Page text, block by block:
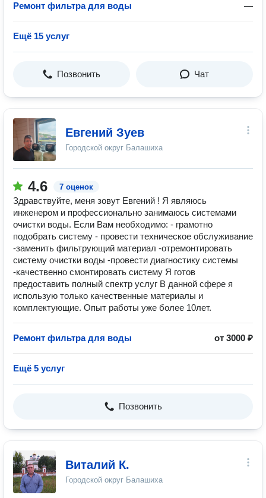
Ремонт фильтра для воды —
Ещё 15 услуг
Позвонить Чат
Евгений Зуев
Городской округ Балашиха
4.6 7 оценок
Здравствуйте, меня зовут Евгений ! Я являюсь
инженером и профессионально занимаюсь системами
очистки воды. Если Вам необходимо: - грамотно
подобрать систему - провести техническое обслуживание
-заменить фильтрующий материал -отремонтировать
систему очистки воды -провести диагностику системы
-качественно смонтировать систему Я готов
предоставить полный спектр услуг В данной сфере я
использую только качественные материалы и
комплектующие. Опыт работы уже более 10лет.
Ремонт фильтра для воды от 3000 ₽
Ещё 5 услуг
Позвонить
Виталий К.
Городской округ Балашиха